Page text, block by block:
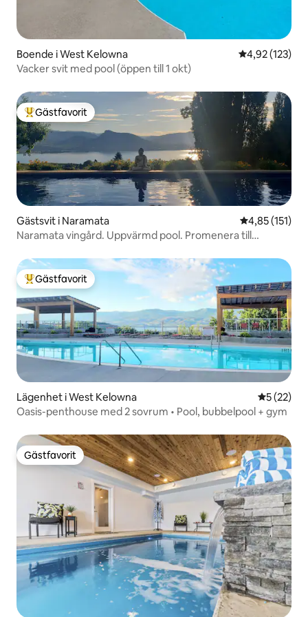
Boende i West Kelowna 4,92 av 5 i
4,92 (123)
Vacker svit med pool (öppen till 1 okt)
Populär gästfavorit
Gästfavorit
Gästsvit i Naramata 4,85 av 5 i
4,85 (151)
Naramata vingård. Uppvärmd pool. Promenera till
Populär gästfavorit
Gästfavorit
Lägenhet i West Kelowna 5 av 5 i
5 (22)
Oasis-penthouse med 2 sovrum • Pool, bubbelpool + gym
Gästfavorit
Gästfavorit